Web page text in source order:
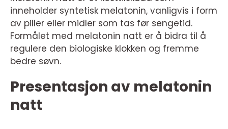
inneholder syntetisk melatonin, vanligvis i form
av piller eller midler som tas før sengetid.
Formålet med melatonin natt er å bidra til å
regulere den biologiske klokken og fremme
bedre søvn.
Presentasjon av melatonin
natt